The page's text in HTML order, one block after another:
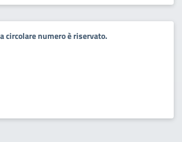
circolare numero è riservato.